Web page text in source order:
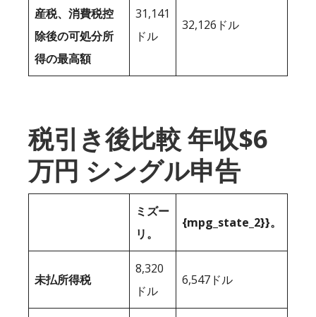
産税、消費税控
除後の可処分所
得の最高額
31,141
ドル
32,126ドル
税引き後比較 年収$6
万円 シングル申告
ミズー
リ。
{mpg_state_2}}。
未払所得税
8,320
ドル
6,547ドル